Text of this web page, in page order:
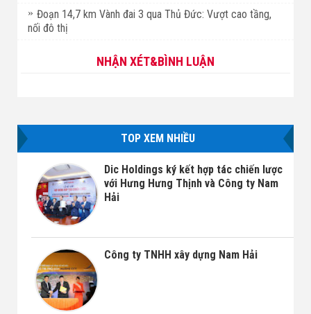
Đoạn 14,7 km Vành đai 3 qua Thủ Đức: Vượt cao tầng,
nối đô thị
NHẬN XÉT&BÌNH LUẬN
TOP XEM NHIỀU
Dic Holdings ký kết hợp tác chiến lược
với Hưng Hưng Thịnh và Công ty Nam
Hải
Công ty TNHH xây dựng Nam Hải